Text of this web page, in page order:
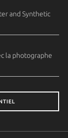
and Synthetic
la photographe